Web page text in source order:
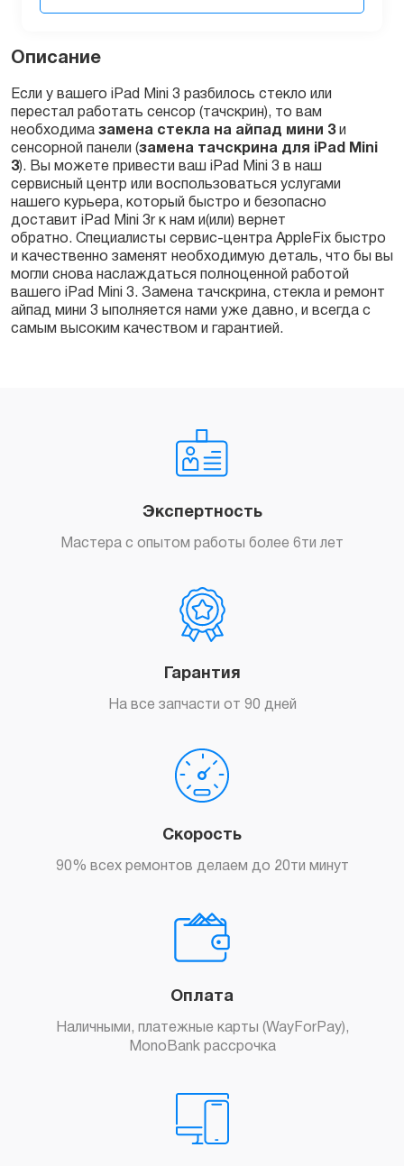
Описание
Если у вашего iPad Mini 3 разбилось стекло или
перестал работать сенсор (тачскрин), то вам
необходима замена стекла на айпад мини 3и
сенсорной панели (замена тачскрина для iPad Mini
3). Вы можете привести ваш iPad Mini 3 в наш
сервисный центр или воспользоваться услугами
нашего курьера, который быстро и безопасно
доставит iPad Mini 3r к нам и(или) вернет
обратно. Специалисты сервис-центра AppleFix быстро
и качественно заменят необходимую деталь, что бы вы
могли снова наслаждаться полноценной работой
вашего iPad Mini 3. Замена тачскрина, стекла и ремонт
айпад мини 3 ыполняется нами уже давно, и всегда с
самым высоким качеством и гарантией.
Экспертность
Мастера с опытом работы более 6ти лет
Гарантия
На все запчасти от 90 дней
Скорость
90% всех ремонтов делаем до 20ти минут
Оплата
Наличными, платежные карты (WayForPay),
MonoBank рассрочка